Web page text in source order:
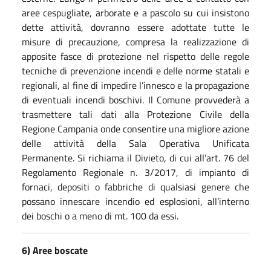
aree cespugliate, arborate e a pascolo su cui insistono
dette attività, dovranno essere adottate tutte le
misure di precauzione, compresa la realizzazione di
apposite fasce di protezione nel rispetto delle regole
tecniche di prevenzione incendi e delle norme statali e
regionali, al fine di impedire l’innesco e la propagazione
di eventuali incendi boschivi. Il Comune provvederà a
trasmettere tali dati alla Protezione Civile della
Regione Campania onde consentire una migliore azione
delle attività della Sala Operativa Unificata
Permanente. Si richiama il Divieto, di cui all’art. 76 del
Regolamento Regionale n. 3/2017, di impianto di
fornaci, depositi o fabbriche di qualsiasi genere che
possano innescare incendio ed esplosioni, all’interno
dei boschi o a meno di mt. 100 da essi.
6) Aree boscate